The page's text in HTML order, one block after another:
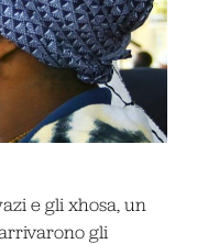
e gli xhosa, un
gli